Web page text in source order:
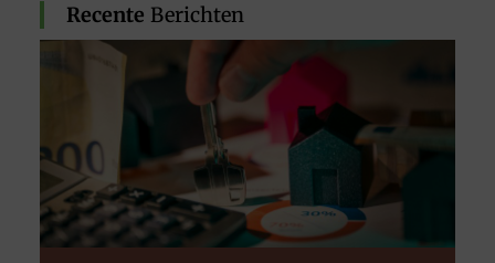
Recente Berichten